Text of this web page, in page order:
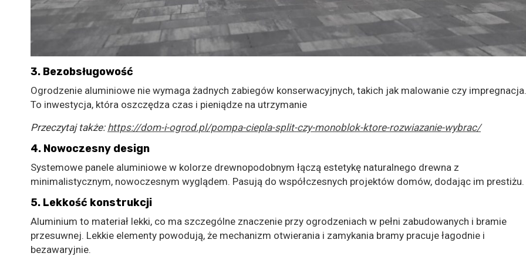
3. Bezobsługowość
Ogrodzenie aluminiowe nie wymaga żadnych zabiegów konserwacyjnych, takich jak malowanie czy impregnacja.
To inwestycja, która oszczędza czas i pieniądze na utrzymanie
Przeczytaj także: https://dom-i-ogrod.pl/pompa-ciepla-split-czy-monoblok-ktore-rozwiazanie-wybrac/
4. Nowoczesny design
Systemowe panele aluminiowe w kolorze drewnopodobnym łączą estetykę naturalnego drewna z
minimalistycznym, nowoczesnym wyglądem. Pasują do współczesnych projektów domów, dodając im prestiżu.
5. Lekkość konstrukcji
Aluminium to materiał lekki, co ma szczególne znaczenie przy ogrodzeniach w pełni zabudowanych i bramie
przesuwnej. Lekkie elementy powodują, że mechanizm otwierania i zamykania bramy pracuje łagodnie i
bezawaryjnie.